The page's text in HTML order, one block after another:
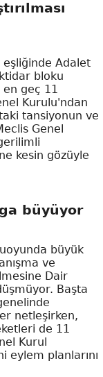
eşliğinde Adalet
bloku
en geç 11
Kurulu'ndan
tansiyonun ve
Genel
kesin gözüyle
büyüyor
büyük
ve
Dair
Başta
netleşirken,
de 11
Kurul
eylem planlarını